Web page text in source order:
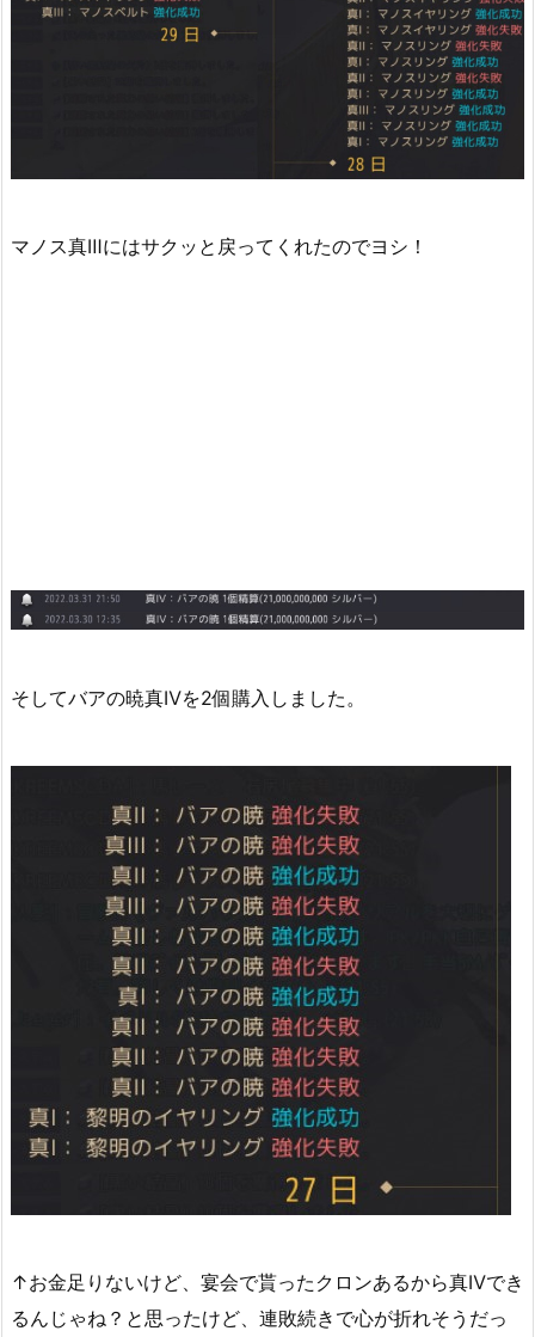
マノス真Ⅲにはサクッと戻ってくれたのでヨシ！
そしてバアの暁真Ⅳを2個購入しました。
↑お金足りないけど、宴会で貰ったクロンあるから真Ⅳでき
るんじゃね？と思ったけど、連敗続きで心が折れそうだっ